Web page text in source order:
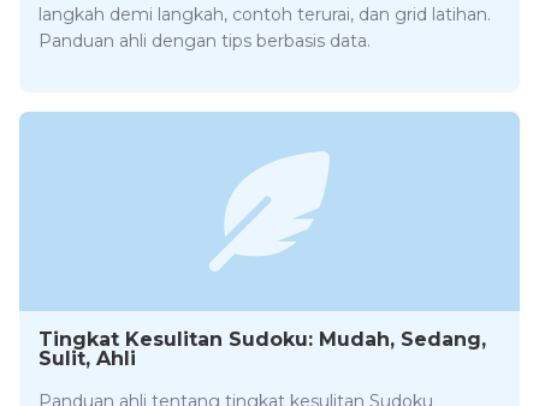
langkah demi langkah, contoh terurai, dan grid latihan.
Panduan ahli dengan tips berbasis data.
Tingkat Kesulitan Sudoku: Mudah, Sedang,
Sulit, Ahli
Panduan ahli tentang tingkat kesulitan Sudoku